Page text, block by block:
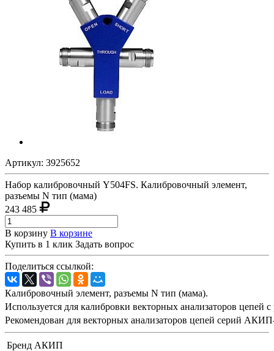
Артикул: 3925652
Набор калибровочный Y504FS. Калибровочный элемент,
разъемы N тип (мама)
243 485
В корзину В корзине
Купить в 1 клик Задать вопрос
Поделиться ссылкой:
Калибровочный элемент, разъемы N тип (мама).
Используется для калибровки векторных анализаторов цепей
Рекомендован для векторных анализаторов цепей серий
Бренд АКИП